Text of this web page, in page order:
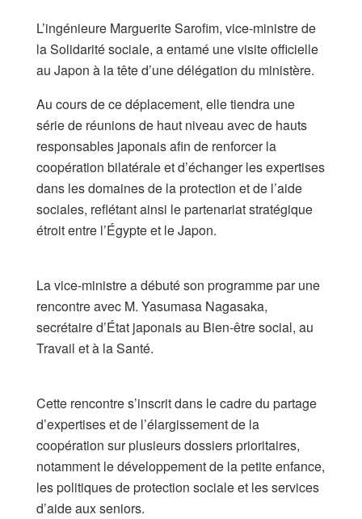
​L’ingénieure Marguerite Sarofim, vice-ministre de
la Solidarité sociale, a entamé une visite officielle
au Japon à la tête d’une délégation du ministère.
Au cours de ce déplacement, elle tiendra une
série de réunions de haut niveau avec de hauts
responsables japonais afin de renforcer la
coopération bilatérale et d’échanger les expertises
dans les domaines de la protection et de l’aide
sociales, reflétant ainsi le partenariat stratégique
étroit entre l’Égypte et le Japon.
​La vice-ministre a débuté son programme par une
rencontre avec M. Yasumasa Nagasaka,
secrétaire d’État japonais au Bien-être social, au
Travail et à la Santé.
​Cette rencontre s’inscrit dans le cadre du partage
d’expertises et de l’élargissement de la
coopération sur plusieurs dossiers prioritaires,
notamment le développement de la petite enfance,
les politiques de protection sociale et les services
d’aide aux seniors.